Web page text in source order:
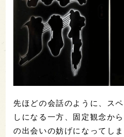
先ほどの会話のように、ス
しになる一方、固定観念か
の出会いの妨げになってし